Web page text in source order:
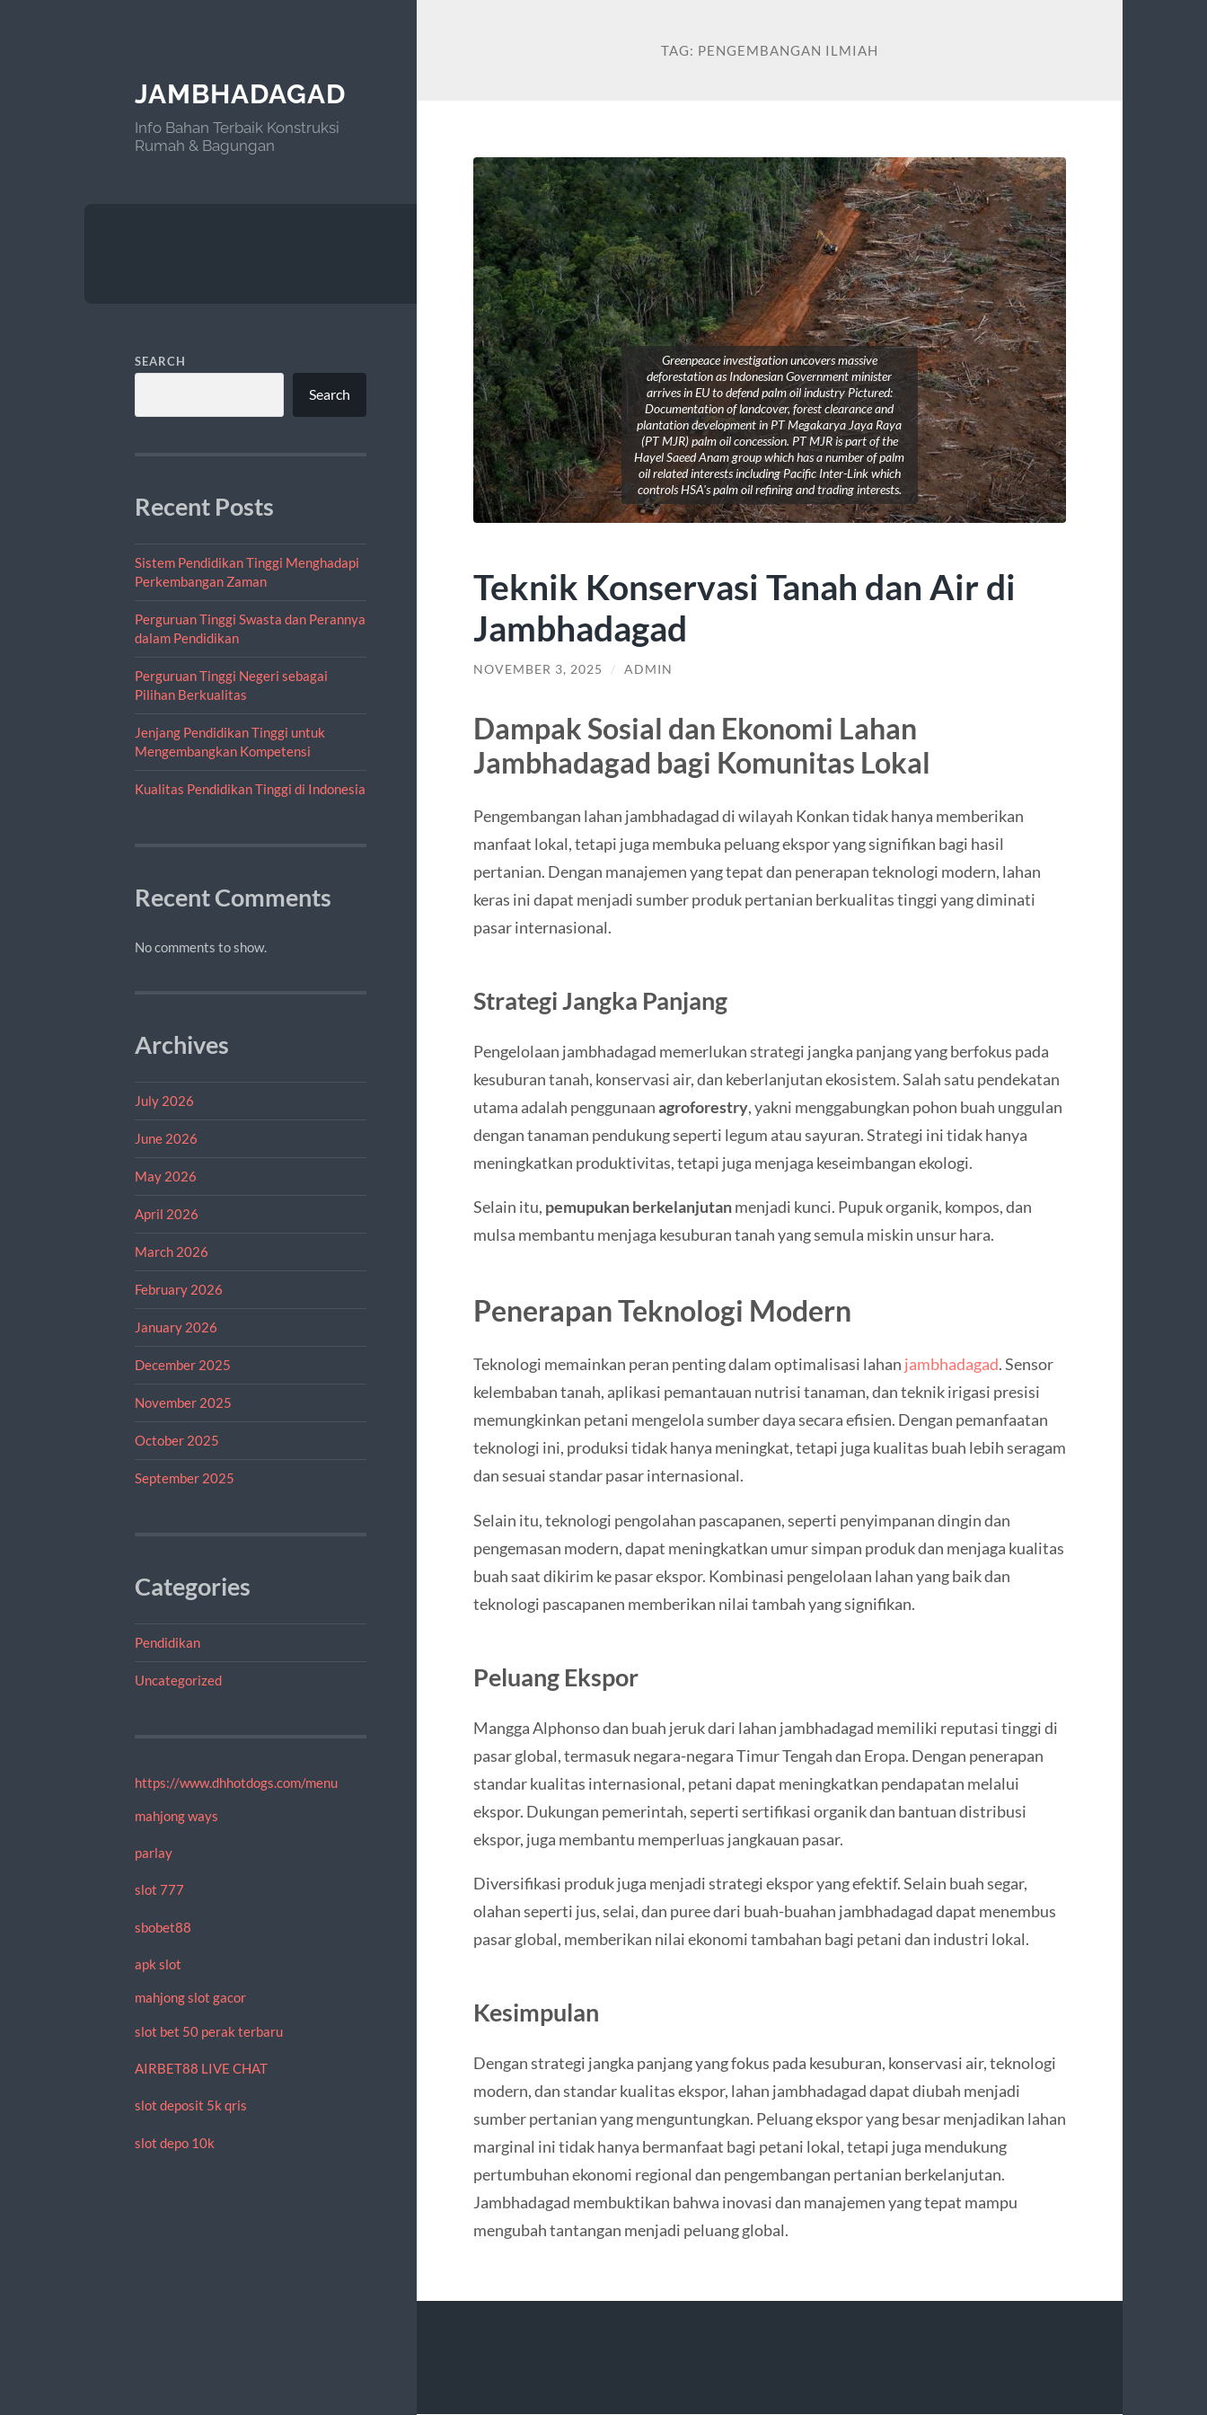
JAMBHADAGAD
Info Bahan Terbaik Konstruksi
Rumah & Bagungan
SEARCH
Search
Recent Posts
Sistem Pendidikan Tinggi Menghadapi
Perkembangan Zaman
Perguruan Tinggi Swasta dan Perannya
dalam Pendidikan
Perguruan Tinggi Negeri sebagai
Pilihan Berkualitas
Jenjang Pendidikan Tinggi untuk
Mengembangkan Kompetensi
Kualitas Pendidikan Tinggi di Indonesia
Recent Comments
No comments to show.
Archives
July 2026
June 2026
May 2026
April 2026
March 2026
February 2026
January 2026
December 2025
November 2025
October 2025
September 2025
Categories
Pendidikan
Uncategorized
https://www.dhhotdogs.com/menu
mahjong ways
parlay
slot 777
sbobet88
apk slot
mahjong slot gacor
slot bet 50 perak terbaru
AIRBET88 LIVE CHAT
slot deposit 5k qris
slot depo 10k
TAG: PENGEMBANGAN ILMIAH
Greenpeace investigation uncovers massive
deforestation as Indonesian Government minister
arrives in EU to defend palm oil industry Pictured:
Documentation of landcover, forest clearance and
plantation development in PT Megakarya Jaya Raya
(PT MJR) palm oil concession. PT MJR is part of the
Hayel Saeed Anam group which has a number of palm
oil related interests including Pacific Inter-Link which
controls HSA's palm oil refining and trading interests.
Teknik Konservasi Tanah dan Air di
Jambhadagad
NOVEMBER 3, 2025 / ADMIN
Dampak Sosial dan Ekonomi Lahan
Jambhadagad bagi Komunitas Lokal
Pengembangan lahan jambhadagad di wilayah Konkan tidak hanya memberikan
manfaat lokal, tetapi juga membuka peluang ekspor yang signifikan bagi hasil
pertanian. Dengan manajemen yang tepat dan penerapan teknologi modern, lahan
keras ini dapat menjadi sumber produk pertanian berkualitas tinggi yang diminati
pasar internasional.
Strategi Jangka Panjang
Pengelolaan jambhadagad memerlukan strategi jangka panjang yang berfokus pada
kesuburan tanah, konservasi air, dan keberlanjutan ekosistem. Salah satu pendekatan
utama adalah penggunaanagroforestry, yakni menggabungkan pohon buah unggulan
dengan tanaman pendukung seperti legum atau sayuran. Strategi ini tidak hanya
meningkatkan produktivitas, tetapi juga menjaga keseimbangan ekologi.
Selain itu, pemupukan berkelanjutanmenjadi kunci. Pupuk organik, kompos, dan
mulsa membantu menjaga kesuburan tanah yang semula miskin unsur hara.
Penerapan Teknologi Modern
Teknologi memainkan peran penting dalam optimalisasi lahan jambhadagad. Sensor
kelembaban tanah, aplikasi pemantauan nutrisi tanaman, dan teknik irigasi presisi
memungkinkan petani mengelola sumber daya secara efisien. Dengan pemanfaatan
teknologi ini, produksi tidak hanya meningkat, tetapi juga kualitas buah lebih seragam
dan sesuai standar pasar internasional.
Selain itu, teknologi pengolahan pascapanen, seperti penyimpanan dingin dan
pengemasan modern, dapat meningkatkan umur simpan produk dan menjaga kualitas
buah saat dikirim ke pasar ekspor. Kombinasi pengelolaan lahan yang baik dan
teknologi pascapanen memberikan nilai tambah yang signifikan.
Peluang Ekspor
Mangga Alphonso dan buah jeruk dari lahan jambhadagad memiliki reputasi tinggi di
pasar global, termasuk negara-negara Timur Tengah dan Eropa. Dengan penerapan
standar kualitas internasional, petani dapat meningkatkan pendapatan melalui
ekspor. Dukungan pemerintah, seperti sertifikasi organik dan bantuan distribusi
ekspor, juga membantu memperluas jangkauan pasar.
Diversifikasi produk juga menjadi strategi ekspor yang efektif. Selain buah segar,
olahan seperti jus, selai, dan puree dari buah-buahan jambhadagad dapat menembus
pasar global, memberikan nilai ekonomi tambahan bagi petani dan industri lokal.
Kesimpulan
Dengan strategi jangka panjang yang fokus pada kesuburan, konservasi air, teknologi
modern, dan standar kualitas ekspor, lahan jambhadagad dapat diubah menjadi
sumber pertanian yang menguntungkan. Peluang ekspor yang besar menjadikan lahan
marginal ini tidak hanya bermanfaat bagi petani lokal, tetapi juga mendukung
pertumbuhan ekonomi regional dan pengembangan pertanian berkelanjutan.
Jambhadagad membuktikan bahwa inovasi dan manajemen yang tepat mampu
mengubah tantangan menjadi peluang global.